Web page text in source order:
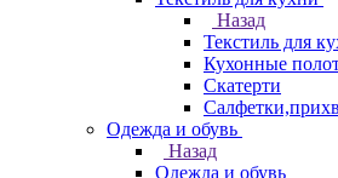
Назад
Текстиль для
Кухонные
Скатерти
Одежда и обувь
Назад
Одежда и обувь